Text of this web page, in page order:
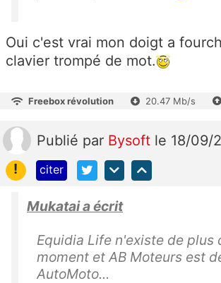
Oui c'est vrai mon doigt a
clavier trompé de mot.
Freebox révolution 20.47 Mb/s
Publié par Bysoft le 18/09/
!
citer
Mukatai a écrit
Equidia Life n'existe de plus
moment et AB Moteurs est
AutoMoto...